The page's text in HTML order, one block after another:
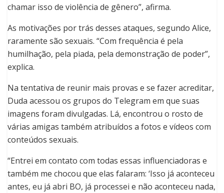
chamar isso de violência de gênero”, afirma.
As motivações por trás desses ataques, segundo Alice,
raramente são sexuais. “Com frequência é pela
humilhação, pela piada, pela demonstração de poder”,
explica.
Na tentativa de reunir mais provas e se fazer acreditar,
Duda acessou os grupos do Telegram em que suas
imagens foram divulgadas. Lá, encontrou o rosto de
várias amigas também atribuídos a fotos e vídeos com
conteúdos sexuais.
“Entrei em contato com todas essas influenciadoras e
também me chocou que elas falaram: ‘Isso já aconteceu
antes, eu já abri BO, já processei e não aconteceu nada,